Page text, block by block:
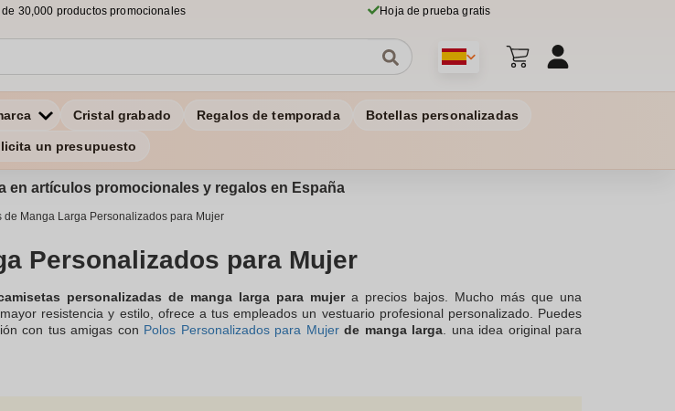
de 30,000 productos promocionales Hoja de prueba gratis
Cristal grabado Regalos de temporada Botellas personalizadas
un presupuesto
en artículos promocionales y regalos en España
de Manga Larga Personalizados para Mujer
Personalizados para Mujer
personalizadas de manga larga para mujera precios bajos. Mucho más que una
resistencia y estilo, ofrece a tus empleados un vestuario profesional personalizado. Puedes
con tus amigas con Polos Personalizados para Mujer de manga larga . una idea original para
necesitar asesoramiento, a través de una llamada telefónica, por correo electrónico o escríbenos